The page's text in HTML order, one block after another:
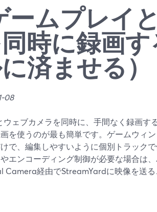
ームプレイ
時に録画
済ませる）
08
ウェブカメラを同時に、手間なく録画す
を使うのが最も簡単です。ゲームウィ
で、編集しやすいように個別トラック
エンコーディング制御が必要な場合は
Camera経由でStreamYardに映像を送る